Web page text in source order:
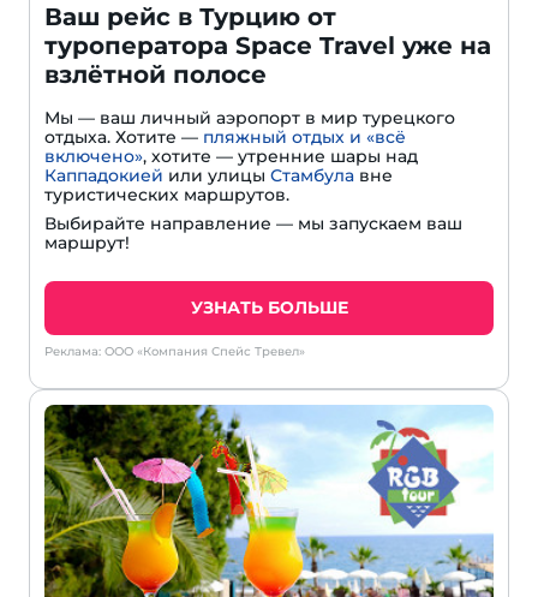
Ваш рейс в Турцию от
туроператора Space Travel уже на
взлётной полосе
Мы — ваш личный аэропорт в мир турецкого
отдыха. Хотите — пляжный отдых и «всё
включено», хотите — утренние шары над
Каппадокией или улицы Стамбула вне
туристических маршрутов.
Выбирайте направление — мы запускаем ваш
маршрут!
УЗНАТЬ БОЛЬШЕ
Реклама: ООО «Компания Спейс Тревел»